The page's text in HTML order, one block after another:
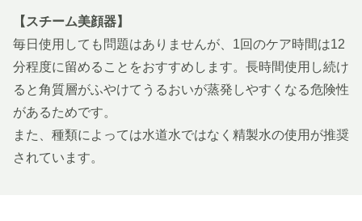
【スチーム美顔器】
毎日使用しても問題はありませんが、1回のケア時間は12
分程度に留めることをおすすめします。長時間使用し続け
ると角質層がふやけてうるおいが蒸発しやすくなる危険性
があるためです。
また、種類によっては水道水ではなく精製水の使用が推奨
されています。